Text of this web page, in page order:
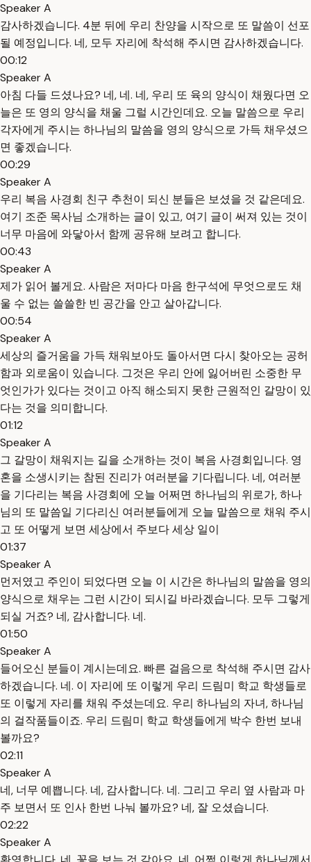
Speaker A
감사하겠습니다. 4분 뒤에 우리 찬양을 시작으로 또 말씀이 선포
될 예정입니다. 네, 모두 자리에 착석해 주시면 감사하겠습니다.
00:12
Speaker A
아침 다들 드셨나요? 네, 네. 네, 우리 또 육의 양식이 채웠다면 오
늘은 또 영의 양식을 채울 그럴 시간인데요. 오늘 말씀으로 우리
각자에게 주시는 하나님의 말씀을 영의 양식으로 가득 채우셨으
면 좋겠습니다.
00:29
Speaker A
우리 복음 사경회 친구 추천이 되신 분들은 보셨을 것 같은데요.
여기 조준 목사님 소개하는 글이 있고, 여기 글이 써져 있는 것이
너무 마음에 와닿아서 함께 공유해 보려고 합니다.
00:43
Speaker A
제가 읽어 볼게요. 사람은 저마다 마음 한구석에 무엇으로도 채
울 수 없는 쓸쓸한 빈 공간을 안고 살아갑니다.
00:54
Speaker A
세상의 즐거움을 가득 채워보아도 돌아서면 다시 찾아오는 공허
함과 외로움이 있습니다. 그것은 우리 안에 잃어버린 소중한 무
엇인가가 있다는 것이고 아직 해소되지 못한 근원적인 갈망이 있
다는 것을 의미합니다.
01:12
Speaker A
그 갈망이 채워지는 길을 소개하는 것이 복음 사경회입니다. 영
혼을 소생시키는 참된 진리가 여러분을 기다립니다. 네, 여러분
을 기다리는 복음 사경회에 오늘 어쩌면 하나님의 위로가, 하나
님의 또 말씀일 기다리신 여러분들에게 오늘 말씀으로 채워 주시
고 또 어떻게 보면 세상에서 주보다 세상 일이
01:37
Speaker A
먼저였고 주인이 되었다면 오늘 이 시간은 하나님의 말씀을 영의
양식으로 채우는 그런 시간이 되시길 바라겠습니다. 모두 그렇게
되실 거죠? 네, 감사합니다. 네.
01:50
Speaker A
들어오신 분들이 계시는데요. 빠른 걸음으로 착석해 주시면 감사
하겠습니다. 네. 이 자리에 또 이렇게 우리 드림미 학교 학생들로
또 이렇게 자리를 채워 주셨는데요. 우리 하나님의 자녀, 하나님
의 걸작품들이죠. 우리 드림미 학교 학생들에게 박수 한번 보내
볼까요?
02:11
Speaker A
네, 너무 예쁩니다. 네, 감사합니다. 네. 그리고 우리 옆 사람과 마
주 보면서 또 인사 한번 나눠 볼까요? 네, 잘 오셨습니다.
02:22
Speaker A